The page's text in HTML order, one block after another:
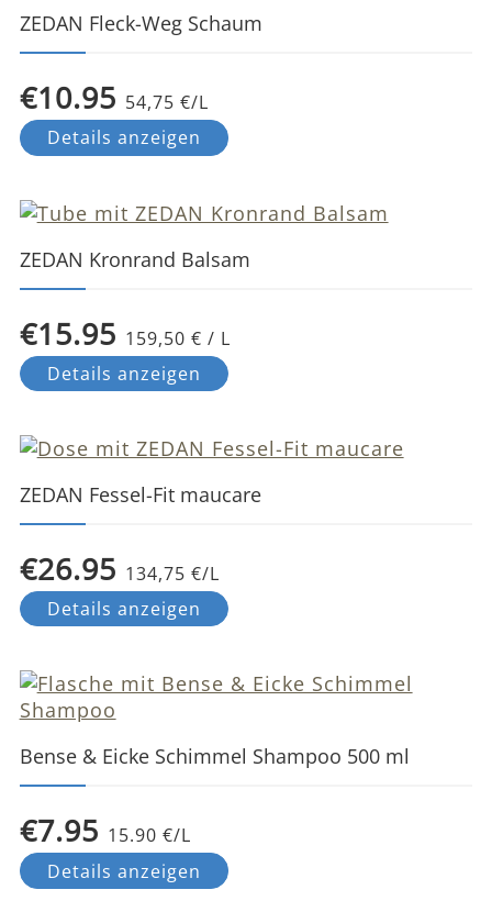
ZEDAN Fleck-Weg Schaum
€10.95 54,75 €/L
Details anzeigen
ZEDAN Kronrand Balsam
€15.95 159,50 € / L
Details anzeigen
ZEDAN Fessel-Fit maucare
€26.95 134,75 €/L
Details anzeigen
Bense & Eicke Schimmel Shampoo 500 ml
€7.95 15.90 €/L
Details anzeigen